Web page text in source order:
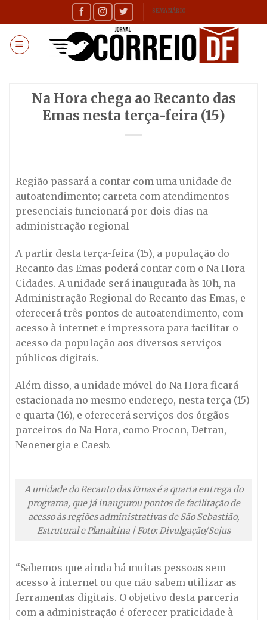
to
content
SEMANÁRIO
Na Hora chega ao Recanto das
Emas nesta terça-feira (15)
Região passará a contar com uma unidade de
autoatendimento; carreta com atendimentos
presenciais funcionará por dois dias na
administração regional
A partir desta terça-feira (15), a população do
Recanto das Emas poderá contar com o Na Hora
Cidades. A unidade será inaugurada às 10h, na
Administração Regional do Recanto das Emas, e
oferecerá três pontos de autoatendimento, com
acesso à internet e impressora para facilitar o
acesso da população aos diversos serviços
públicos digitais.
Além disso, a unidade móvel do Na Hora ficará
estacionada no mesmo endereço, nesta terça (15)
e quarta (16), e oferecerá serviços dos órgãos
parceiros do Na Hora, como Procon, Detran,
Neoenergia e Caesb.
A unidade do Recanto das Emas é a quarta entrega do
programa, que já inaugurou pontos de facilitação de
acesso às regiões administrativas de São Sebastião,
Estrutural e Planaltina | Foto: Divulgação/Sejus
“Sabemos que ainda há muitas pessoas sem
acesso à internet ou que não sabem utilizar as
ferramentas digitais. O objetivo desta parceria
com a administração é oferecer praticidade à